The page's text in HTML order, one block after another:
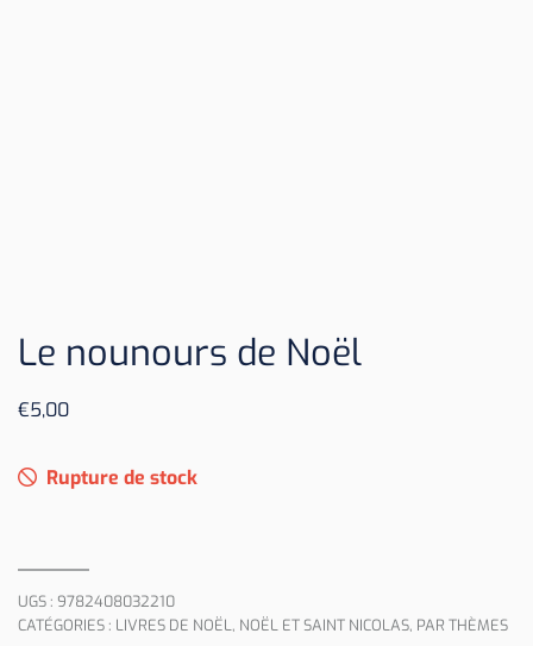
Le nounours de Noël
€5,00
Rupture de stock
UGS : 9782408032210
CATÉGORIES : LIVRES DE NOËL, NOËL ET SAINT NICOLAS, PAR THÈMES